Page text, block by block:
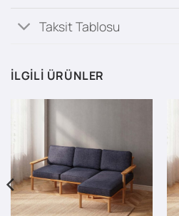
Taksit Tablosu
İLGILI ÜRÜNLER